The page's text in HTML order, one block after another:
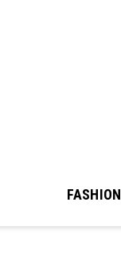
FASHION